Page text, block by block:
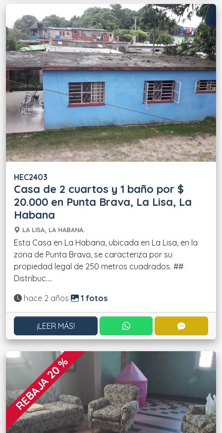
HEC2403
Casa de 2 cuartos y 1 baño por $
20.000 en Punta Brava, La Lisa, La
Habana
LA LISA, LA HABANA.
Esta Casa en La Habana, ubicada en La Lisa, en la
zona de Punta Brava, se caracteriza por su
propiedad legal de 250 metros cuadrados. ##
Distribuc....
Actualizado:
hace 2 años 1 fotos
¡LEER MÁS! CONTACTAR POR
REBAJA 20 %